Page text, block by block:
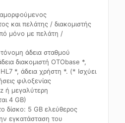
και πελάτης / διακομιστής
μόνο με πελάτη /
άδεια σταθμού
διακομιστή OTObase *,
*, άδεια χρήστη *. (* Ισχύει
φιλοξενίας
ή μεγαλύτερη
4 GB)
δίσκο: 5 GB ελεύθερος
εγκατάσταση του